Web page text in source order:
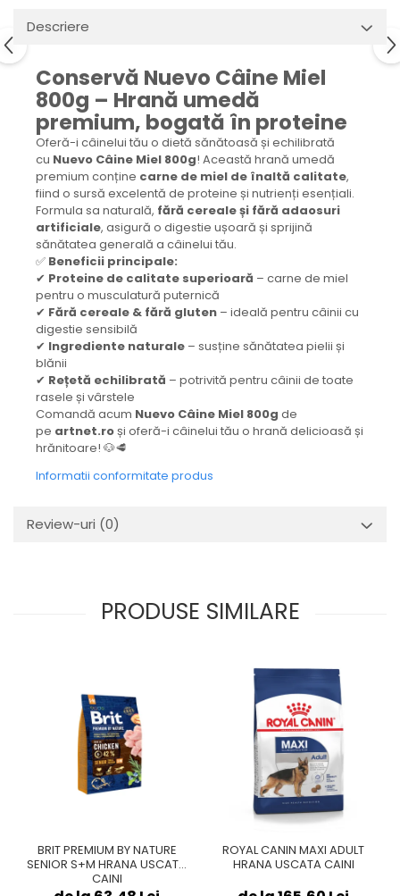
Descriere
Conservă Nuevo Câine Miel
800g – Hrană umedă
premium, bogată în proteine
Oferă-i câinelui tău o dietă sănătoasă și echilibrată
cu Nuevo Câine Miel 800g! Această hrană umedă
premium conține carne de miel de înaltă calitate,
fiind o sursă excelentă de proteine și nutrienți esențiali.
Formula sa naturală, fără cereale și fără adaosuri
artificiale, asigură o digestie ușoară și sprijină
sănătatea generală a câinelui tău.
✅ Beneficii principale:
✔ Proteine de calitate superioară – carne de miel
pentru o musculatură puternică
✔ Fără cereale & fără gluten – ideală pentru câinii cu
digestie sensibilă
✔ Ingrediente naturale – susține sănătatea pielii și
blănii
✔ Rețetă echilibrată – potrivită pentru câinii de toate
rasele și vârstele
Comandă acum Nuevo Câine Miel 800g de
pe artnet.roși oferă-i câinelui tău o hrană delicioasă și
hrănitoare! 🐶🥩
Informatii conformitate produs
Review-uri (0)
PRODUSE SIMILARE
BRIT PREMIUM BY NATURE
SENIOR S+M HRANA USCATA
CAINI
ROYAL CANIN MAXI ADULT
HRANA USCATA CAINI